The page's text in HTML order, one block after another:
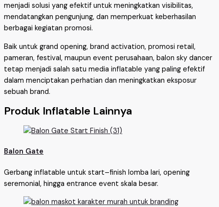
menjadi solusi yang efektif untuk meningkatkan visibilitas,
mendatangkan pengunjung, dan memperkuat keberhasilan
berbagai kegiatan promosi.
Baik untuk grand opening, brand activation, promosi retail,
pameran, festival, maupun event perusahaan, balon sky dancer
tetap menjadi salah satu media inflatable yang paling efektif
dalam menciptakan perhatian dan meningkatkan eksposur
sebuah brand.
Produk Inflatable Lainnya
Balon Gate
Gerbang inflatable untuk start–finish lomba lari, opening
seremonial, hingga entrance event skala besar.